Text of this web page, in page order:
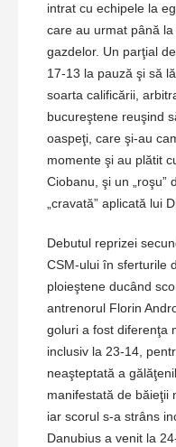
intrat cu echipele la
care au urmat până
gazdelor. Un parţial
17-13 la pauză şi să
soarta calificării,
bucureştene reuşind
oaspeţi, care şi-au
momente şi au plătit
Ciobanu, şi un „roşu”
„cravată” aplicată lui
Debutul reprizei
CSM-ului în sferturile
ploieştene ducând
antrenorul Florin
goluri a fost diferenţa
inclusiv la 23-14,
neaşteptată a
manifestată de băieţii
iar scorul s-a strâns
Danubius a venit la